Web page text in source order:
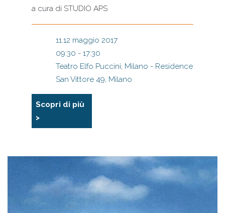
a cura di STUDIO APS
11.12 maggio 2017
09:30 - 17:30
Teatro Elfo Puccini, Milano - Residence
San Vittore 49, Milano
Scopri di più
>